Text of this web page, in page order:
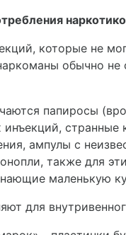
которые не
обычно
папиросы
ампулы с
также для
маленькую
для